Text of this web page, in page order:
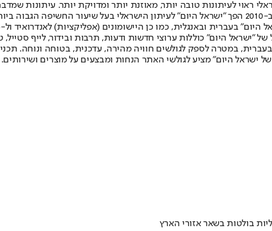
ראוי לעיתונות טובה יותר, מאוזנת יותר ומדויקת יותר. עיתונות
תשלום. המהדורה המודפסת הראשונה פורסמה ב-30 ביולי 2007, וב-2010 הפך "ישראל היום" לעיתון
"ישראל היום" כוללות ערוצי חדשות ודעות, תרבות ובידור, לייף
בעברית, במטרה לספק לגולשים חוויה מהירה, עדכנית, בטוחה
ישראל היום" מציע לגולשי האתר הנחות ומבצעים על מוצרים